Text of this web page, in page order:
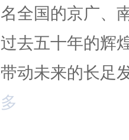
全国的京广、
去五十年的辉
动未来的长足